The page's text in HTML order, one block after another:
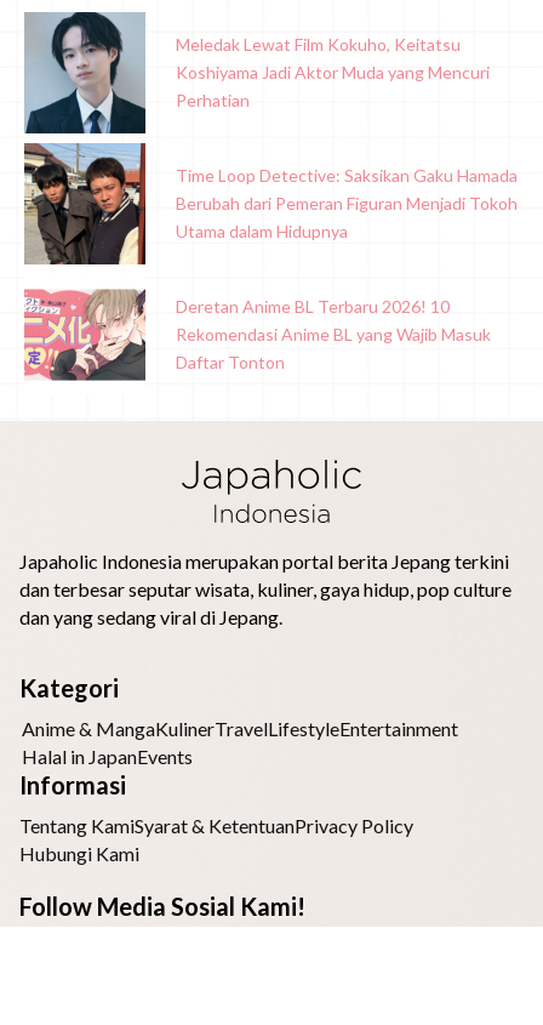
Meledak Lewat Film Kokuho, Keitatsu
Koshiyama Jadi Aktor Muda yang Mencuri
Perhatian
Time Loop Detective: Saksikan Gaku Hamada
Berubah dari Pemeran Figuran Menjadi Tokoh
Utama dalam Hidupnya
Deretan Anime BL Terbaru 2026! 10
Rekomendasi Anime BL yang Wajib Masuk
Daftar Tonton
Japaholic Indonesia merupakan portal berita Jepang terkini
dan terbesar seputar wisata, kuliner, gaya hidup, pop culture
dan yang sedang viral di Jepang.
Kategori
Anime & MangaKulinerTravelLifestyleEntertainment
Halal in JapanEvents
Informasi
Tentang KamiSyarat & KetentuanPrivacy Policy
Hubungi Kami
Follow Media Sosial Kami!